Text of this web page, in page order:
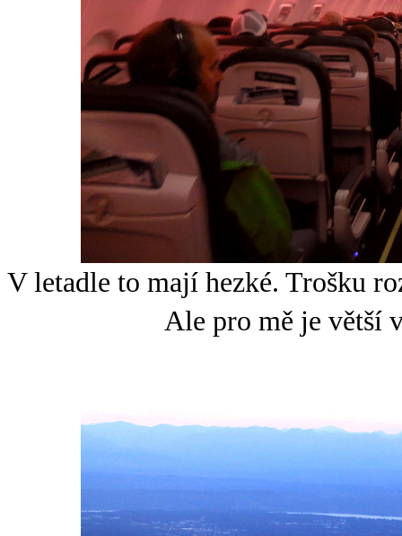
V letadle to mají hezké. Trošku
Ale pro mě je větší